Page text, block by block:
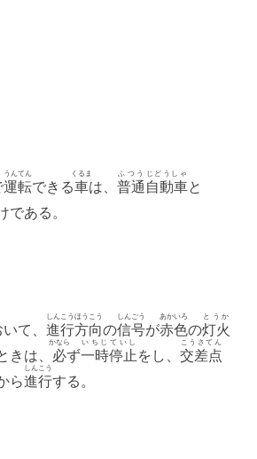
運転
うんてん
できる車
くるま
は、 普通
ふつう
自動車
じどうしゃ
と
である。
て、 進行
しんこう
方向
ほうこう
の信号
しんごう
が赤色
あかいろ
の灯火
とうか
きは、 必
かなら
ず一時
いちじ
停止
ていし
をし、 交差点
こうさてん
ら進行
しんこう
する。